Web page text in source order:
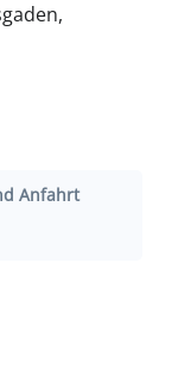
Anfahrt